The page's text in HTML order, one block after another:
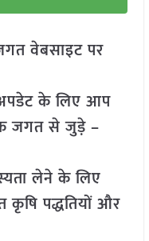
वेबसाइट पर
के लिए आप
जगत से जुड़े –
लेने के लिए
पद्धतियों और